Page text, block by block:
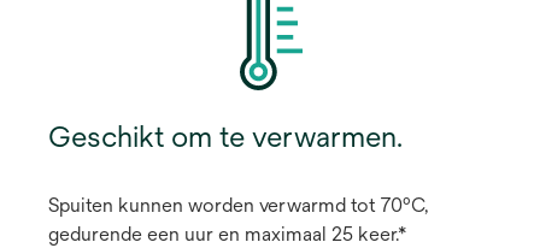
Geschikt om te verwarmen.
Spuiten kunnen worden verwarmd tot 70ºC,
gedurende een uur en maximaal 25 keer.*